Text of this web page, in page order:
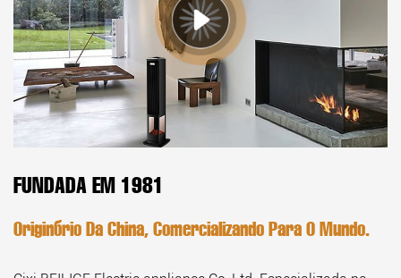
FUNDADA EM 1981
Originário Da China, Comercializando Para O Mundo.